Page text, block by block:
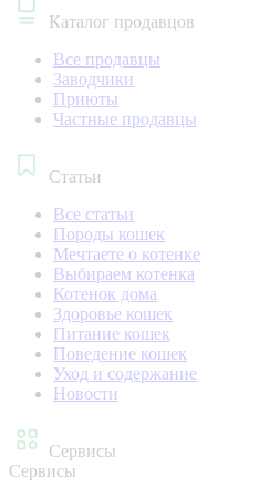
Каталог продавцов
Все продавцы
Заводчики
Приюты
Частные продавцы
Статьи
Все статьи
Породы кошек
Мечтаете о котенке
Выбираем котенка
Котенок дома
Здоровье кошек
Питание кошек
Поведение кошек
Уход и содержание
Новости
Сервисы
Сервисы